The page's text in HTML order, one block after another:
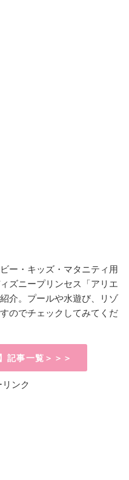
ー・キッズ・マタニティ用
ズニープリンセス「アリエ
介。プールや水遊び、リゾ
のでチェックしてみてくだ
記事一覧＞＞＞
リンク